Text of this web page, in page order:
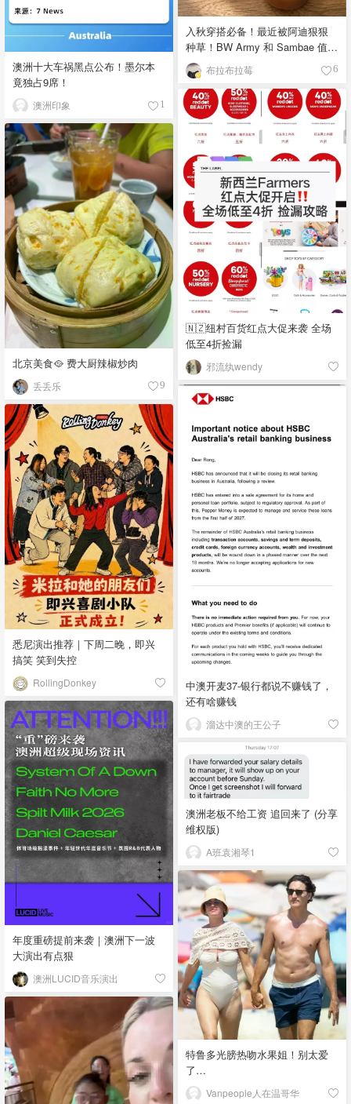
入秋穿搭必备！最近被阿迪狠狠
种草！BW Army 和 Sambae 值得
拥有！布拉布拉莓 6
澳洲十大车祸黑点公布！墨尔本
竟独占9席！
澳洲印象 1
🇳🇿纽村百货红点大促来袭 全场
低至4折捡漏
邪流纨wendy
北京美食🥘 费大厨辣椒炒肉
丢丢乐 9
中澳开麦37-银行都说不赚钱了，
还有啥赚钱
溜达中澳的王公子
悉尼演出推荐｜下周二晚，即兴
搞笑 笑到失控
RollingDonkey
年度重磅提前来袭｜澳洲下一波
大演出有点狠
澳洲LUCID音乐演出
澳洲老板不给工资 追回来了 (分享
维权版)
A班袁湘琴1
特鲁多光膀热吻水果姐！别太爱
了…
Vanpeople人在温哥华